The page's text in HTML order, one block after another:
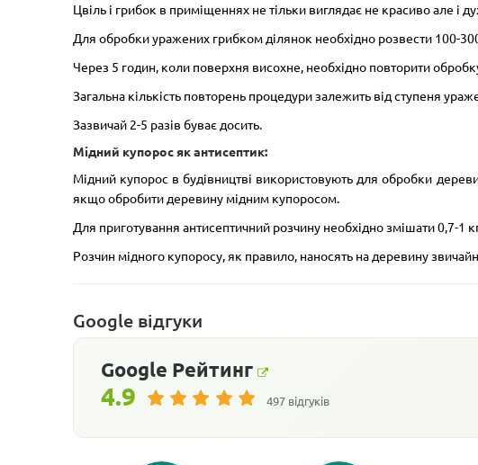
Цвіль і грибок в приміщеннях не тільки виглядає не красиво але і
Для обробки уражених грибком ділянок необхідно розвести 100-
Через 5 годин, коли поверхня висохне, необхідно повторити
Загальна кількість повторень процедури залежить від ступеня
Зазвичай 2-5 разів буває досить.
Мідний купорос як антисептик:
Мідний купорос в будівництві використовують для обробки
якщо обробити деревину мідним купоросом.
Для приготування антисептичний розчину необхідно змішати 0,7-1
Розчин мідного купоросу, як правило, наносять на деревину
Google відгуки
Google Рейтинг
4.9 497 відгуків